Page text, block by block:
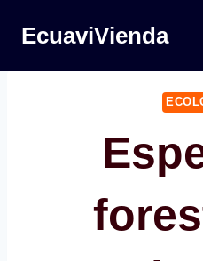
EcuaviVienda